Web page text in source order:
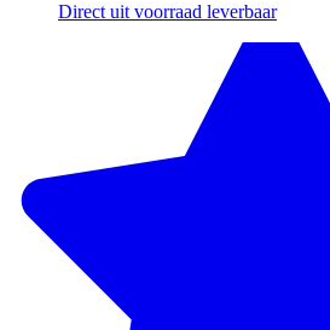
Direct uit voorraad leverbaar